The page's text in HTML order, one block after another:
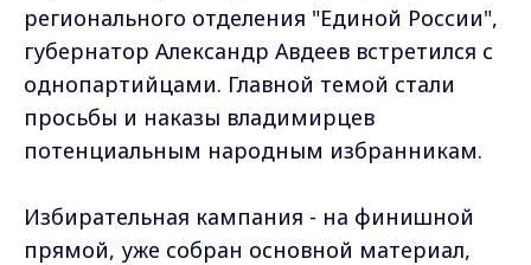
регионального отделения "Единой России",
губернатор Александр Авдеев встретился с
однопартийцами. Главной темой стали
просьбы и наказы владимирцев
потенциальным народным избранникам.
Избирательная кампания - на финишной
прямой, уже собран основной материал,